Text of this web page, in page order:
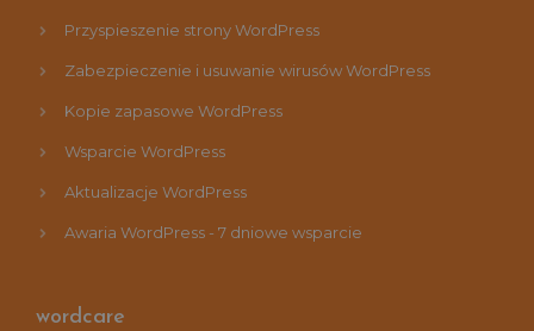
Przyspieszenie strony WordPress
Zabezpieczenie i usuwanie wirusów WordPress
Kopie zapasowe WordPress
Wsparcie WordPress
Aktualizacje WordPress
Awaria WordPress - 7 dniowe wsparcie
wordcare